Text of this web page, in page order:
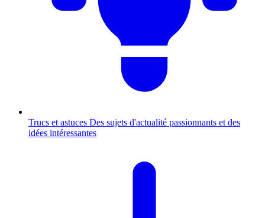
Trucs et astuces Des sujets d'actualité passionnants et des
idées intéressantes